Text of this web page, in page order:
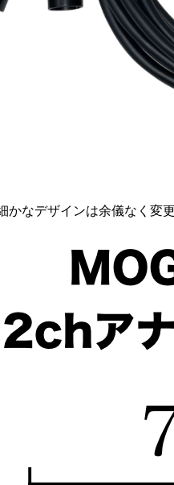
かなデザインは余儀なく変